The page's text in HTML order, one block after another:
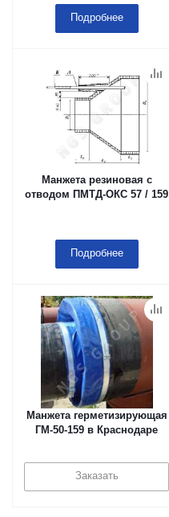
Подробнее
Манжета резиновая с
отводом ПМТД-ОКС 57 / 159
Подробнее
Манжета герметизирующая
ГМ-50-159 в Краснодаре
Заказать